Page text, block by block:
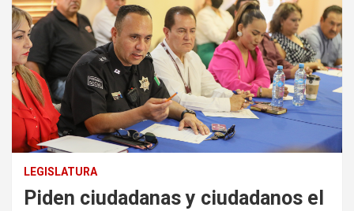
LEGISLATURA
Piden ciudadanas y ciudadanos el